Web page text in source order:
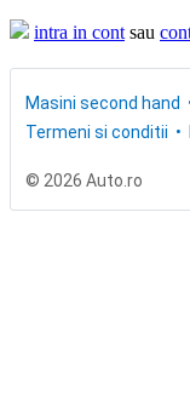
intra in cont sau
Masini second hand
Termeni si conditii
© 2026 Auto.ro